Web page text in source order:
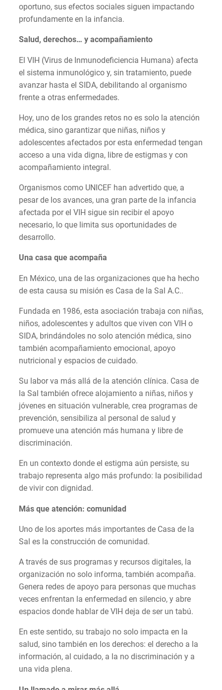
oportuno, sus efectos sociales siguen impactando
profundamente en la infancia.
Salud, derechos… y acompañamiento
El VIH (Virus de Inmunodeficiencia Humana) afecta
el sistema inmunológico y, sin tratamiento, puede
avanzar hasta el SIDA, debilitando al organismo
frente a otras enfermedades.
Hoy, uno de los grandes retos no es solo la atención
médica, sino garantizar que niñas, niños y
adolescentes afectados por esta enfermedad tengan
acceso a una vida digna, libre de estigmas y con
acompañamiento integral.
Organismos como UNICEF han advertido que, a
pesar de los avances, una gran parte de la infancia
afectada por el VIH sigue sin recibir el apoyo
necesario, lo que limita sus oportunidades de
desarrollo.
Una casa que acompaña
En México, una de las organizaciones que ha hecho
de esta causa su misión es Casa de la Sal A.C..
Fundada en 1986, esta asociación trabaja con niñas,
niños, adolescentes y adultos que viven con VIH o
SIDA, brindándoles no solo atención médica, sino
también acompañamiento emocional, apoyo
nutricional y espacios de cuidado.
Su labor va más allá de la atención clínica. Casa de
la Sal también ofrece alojamiento a niñas, niños y
jóvenes en situación vulnerable, crea programas de
prevención, sensibiliza al personal de salud y
promueve una atención más humana y libre de
discriminación.
En un contexto donde el estigma aún persiste, su
trabajo representa algo más profundo: la posibilidad
de vivir con dignidad.
Más que atención: comunidad
Uno de los aportes más importantes de Casa de la
Sal es la construcción de comunidad.
A través de sus programas y recursos digitales, la
organización no solo informa, también acompaña.
Genera redes de apoyo para personas que muchas
veces enfrentan la enfermedad en silencio, y abre
espacios donde hablar de VIH deja de ser un tabú.
En este sentido, su trabajo no solo impacta en la
salud, sino también en los derechos: el derecho a la
información, al cuidado, a la no discriminación y a
una vida plena.